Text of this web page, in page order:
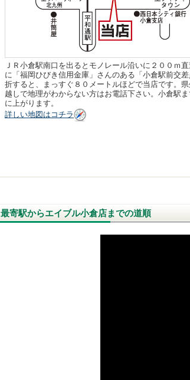
ＪＲ小倉駅南口を出るとモノレール沿いに２００ｍ
に「福岡ひびき信用金庫」さんのある「小倉駅前交
折すると、まっすぐ８０メートルほどで当店です。
越しで地理がわからない方はお電話下さい。小倉駅ま
に上がります。
詳しい地図はコチラ
最寄駅からエイブル小倉店までの道順